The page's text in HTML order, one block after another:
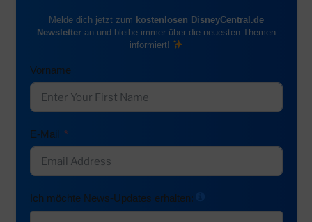
Melde dich jetzt zum kostenlosen DisneyCentral.de
Newsletteran und bleibe immer über die neuesten Themen
informiert!
Vorname
E-Mail
Ich möchte News-Updates erhalten: